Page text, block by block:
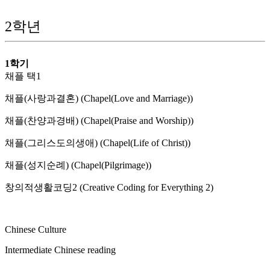
2학년
1학기
채플 택1
채플(사랑과결혼) (Chapel(Love and Marriage))
채플(찬양과경배) (Chapel(Praise and Worship))
채플(그리스도의생애) (Chapel(Life of Christ))
채플(성지순례) (Chapel(Pilgrimage))
창의적생활코딩2 (Creative Coding for Everything 2)
Chinese Culture
Intermediate Chinese reading